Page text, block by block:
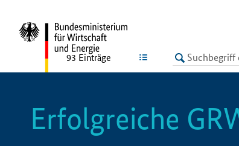
LISTE
93 Einträge
Erfolgreiche